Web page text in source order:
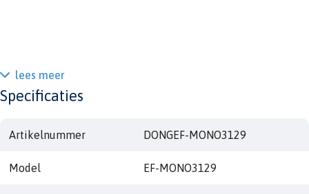
lees meer
Specificaties
Artikelnummer DONGEF-MONO3129
Model EF-MONO3129